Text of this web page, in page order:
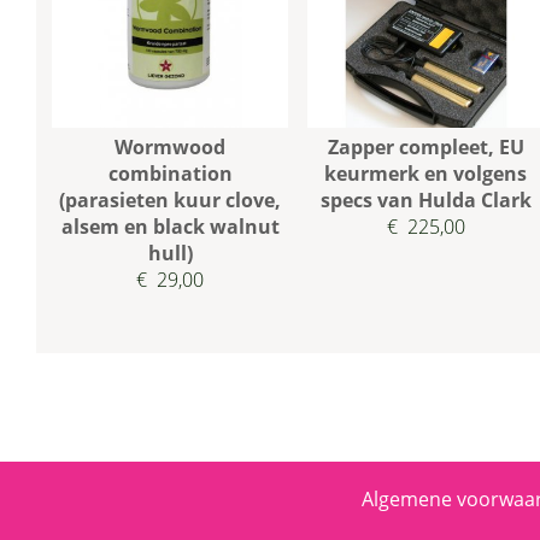
Wormwood
combination
(parasieten kuur clove,
alsem en black walnut
hull)
€ 29,00
Zapper compleet, EU
keurmerk en volgens
specs van Hulda Clark
€ 225,00
Algemene